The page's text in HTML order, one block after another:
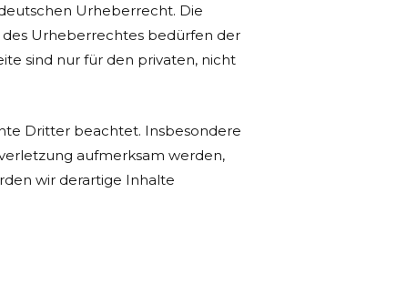
Urheberrecht. Die
Urheberrechtes bedürfen der
sind nur für den privaten, nicht
Dritter beachtet. Insbesondere
aufmerksam werden,
wir derartige Inhalte